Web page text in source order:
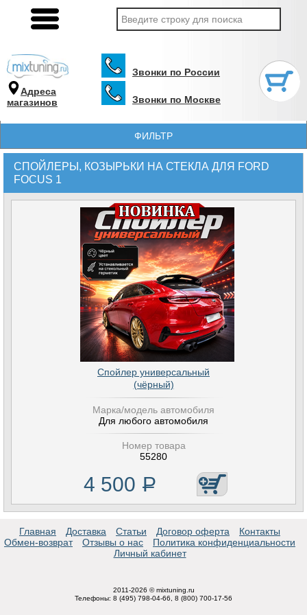
Адреса
магазинов
Звонки по России
Звонки по Москве
ФИЛЬТР
СПОЙЛЕРЫ, КОЗЫРЬКИ НА СТЕКЛА ДЛЯ FORD
FOCUS 1
Спойлер универсальный
(чёрный)
Марка/модель автомобиля
Для любого автомобиля
Номер товара
55280
4 500 Р
Главная Доставка Статьи Договор оферта
Контакты
Обмен-возврат
Отзывы о нас
Политика конфиденциальности
Личный кабинет
2011-2026 © mixtuning.ru
Телефоны: 8 (495) 798-04-66, 8 (800) 700-17-56